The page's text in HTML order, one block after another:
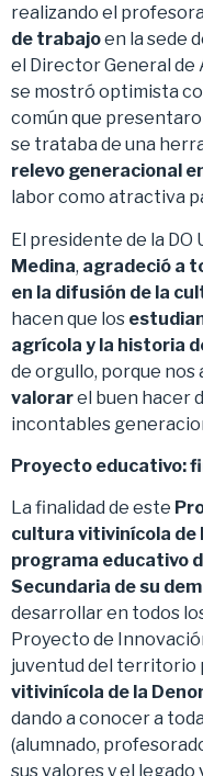
realizando el
de trabajoen la sede
el Director General de
se mostró optimista
común que
se trataba de una
relevo generacional
labor como atractiva
El presidente de la DO
Medina, agradeció a
en la difusión de la
hacen que los
agrícola y la historia
de orgullo, porque nos
valorarel buen hacer
incontables
Proyecto educativo:
La finalidad de este
cultura vitivinícola de
programa educativo
Secundaria de su
desarrollar en todos
Proyecto de
juventud del territorio
vitivinícola de la
dando a conocer a
(alumnado,
sus valores y el